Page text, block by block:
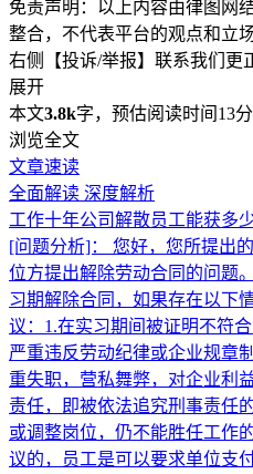
免责声明：以上内容由律图网
整合，不代表平台的观点和立
右侧【投诉/举报】联系我们更
展开
本文3.8k字，预估阅读时间13
浏览全文
文章速读
全面解读 深度解析
工作十年公司解散员工能获多
[问题分析]：
您好，您所提出
位方提出解除劳动合同的问题
习期解除合同，如果存在以下
议：1.在实习期间被证明不符
严重违反劳动纪律或企业规章
重失职，营私舞弊，对企业利
责任，即被依法追究刑事责任
或调整岗位，仍不能胜任工作
议的，员工是可以要求单位支